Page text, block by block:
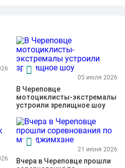
05 июля 2026
В Череповце
мотоциклисты-экстремалы
устроили зрелищное шоу
21 июня 2026
Вчера в Череповце прошли